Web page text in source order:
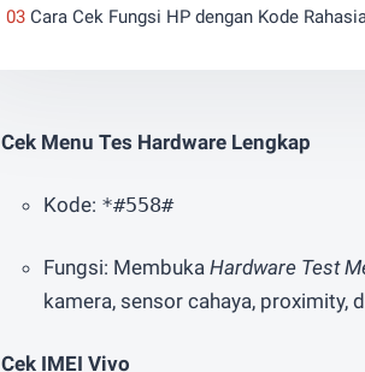
Cara Cek Fungsi HP dengan Kode
Cek Menu Tes Hardware Lengkap
Kode: *#558#
Fungsi: Membuka Hardware Test
kamera, sensor cahaya, proximity,
Cek IMEI Vivo